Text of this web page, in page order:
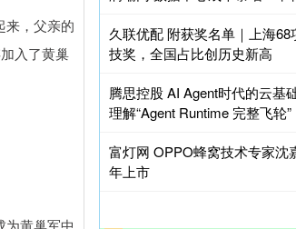
来，父亲的
入了黄巢
为黄巢军中
久联优配 附获奖名单｜上海
技奖，全国占比创历史新高
腾思控股 AI Agent时代的云基
理解“Agent Runtime 完整飞轮”
富灯网 OPPO蜂窝技术专家沈
年上市